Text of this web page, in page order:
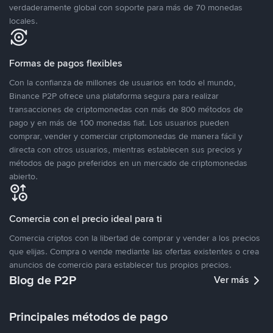
verdaderamente global con soporte para más de 70 monedas
locales.
Formas de pagos flexibles
Con la confianza de millones de usuarios en todo el mundo,
Binance P2P ofrece una plataforma segura para realizar
transacciones de criptomonedas con más de 800 métodos de
pago y en más de 100 monedas fiat. Los usuarios pueden
comprar, vender y comerciar criptomonedas de manera fácil y
directa con otros usuarios, mientras establecen sus precios y
métodos de pago preferidos en un mercado de criptomonedas
abierto.
Comercia con el precio ideal para ti
Comercia criptos con la libertad de comprar y vender a los precios
que elijas. Compra o vende mediante las ofertas existentes o crea
anuncios de comercio para establecer tus propios precios.
Blog de P2P Ver más
Principales métodos de pago